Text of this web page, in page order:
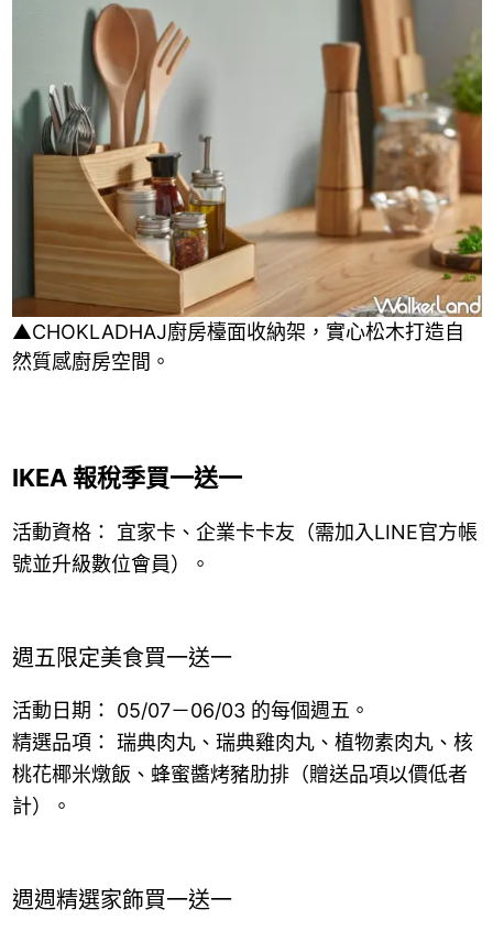
▲CHOKLADHAJ廚房檯面收納架，實心松木打造自
然質感廚房空間。
IKEA 報稅季買一送一
活動資格： 宜家卡、企業卡卡友（需加入LINE官方帳
號並升級數位會員）。
週五限定美食買一送一
活動日期： 05/07－06/03 的每個週五。
精選品項： 瑞典肉丸、瑞典雞肉丸、植物素肉丸、核
桃花椰米燉飯、蜂蜜醬烤豬肋排（贈送品項以價低者
計）。
週週精選家飾買一送一